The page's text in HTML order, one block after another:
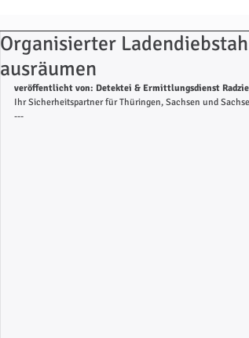
Organisierter
ausräumen
veröffentlicht von: Detektei & Ermittlungsdienst
Ihr Sicherheitspartner für Thüringen, Sachsen und
---